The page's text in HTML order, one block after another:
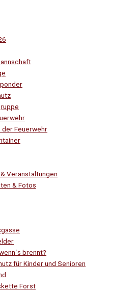
der Feuerwehr
Veranstaltungen
& Fotos
brennt?
für Kinder und Senioren
Forst